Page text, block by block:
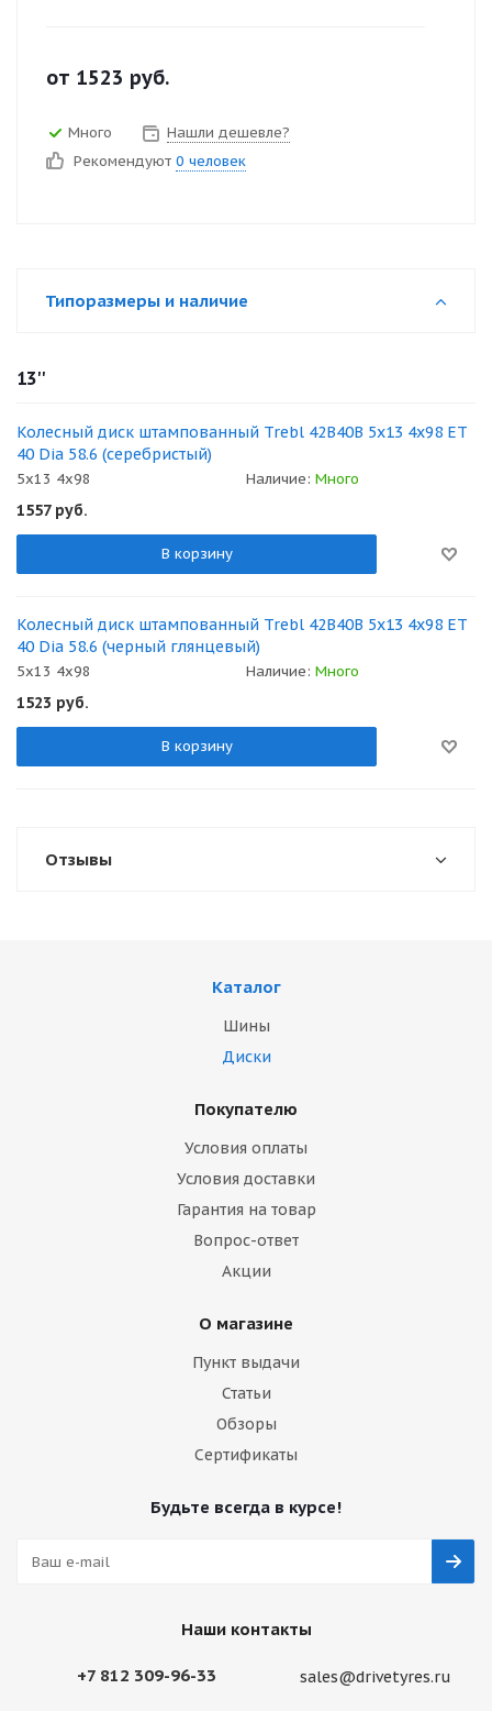
от 1523 руб.
Много
Нашли дешевле?
Рекомендуют 0 человек
Типоразмеры и наличие
13''
Колесный диск штампованный Trebl 42B40B 5x13 4x98 ET
40 Dia 58.6 (серебристый)
5x13 4x98 Наличие: Много
1557руб.
В корзину
Колесный диск штампованный Trebl 42B40B 5x13 4x98 ET
40 Dia 58.6 (черный глянцевый)
5x13 4x98 Наличие: Много
1523 руб.
В корзину
Отзывы
Каталог
Шины
Диски
Покупателю
Условия оплаты
Условия доставки
Гарантия на товар
Вопрос-ответ
Акции
О магазине
Пункт выдачи
Статьи
Обзоры
Сертификаты
Будьте всегда в курсе!
Наши контакты
+7 812 309-96-33 sales@drivetyres.ru